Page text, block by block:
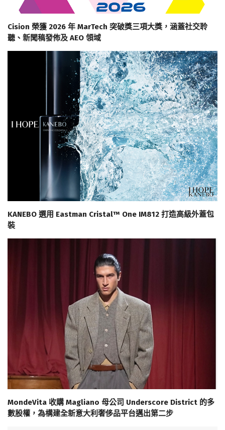
Cision 榮獲 2026 年 MarTech 突破獎三項大獎，涵蓋社交聆
聽、新聞稿發佈及 AEO 領域
KANEBO 選用 Eastman Cristal™ One IM812 打造高級外蓋包
裝
MondeVita 收購 Magliano 母公司 Underscore District 的多
數股權，為構建全新意大利奢侈品平台邁出第二步